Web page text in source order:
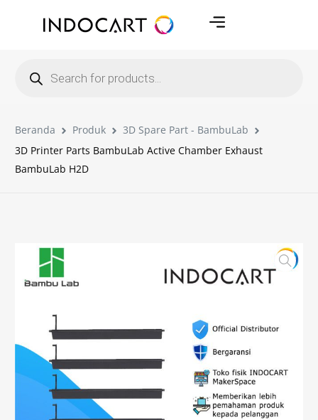
Beranda Produk
3D Spare Part - BambuLab
3D Printer Parts BambuLab Active Chamber Exhaust
BambuLab H2D